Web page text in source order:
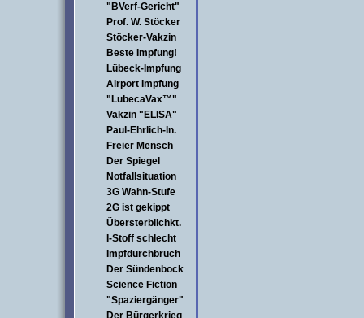
"BVerf-Gericht"
Prof. W. Stöcker
Stöcker-Vakzin
Beste Impfung!
Lübeck-Impfung
Airport Impfung
"LubecaVax™"
Vakzin "ELISA"
Paul-Ehrlich-In.
Freier Mensch
Der Spiegel
Notfallsituation
3G Wahn-Stufe
2G ist gekippt
Übersterblichkt.
I-Stoff schlecht
Impfdurchbruch
Der Sündenbock
Science Fiction
"Spaziergänger"
Der Bürgerkrieg